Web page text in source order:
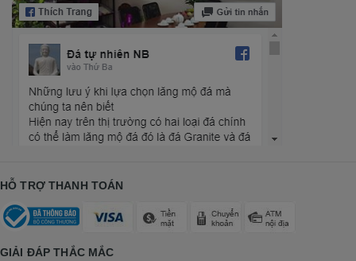
HỖ TRỢ THANH TOÁN
GIẢI ĐÁP THẮC MẮC